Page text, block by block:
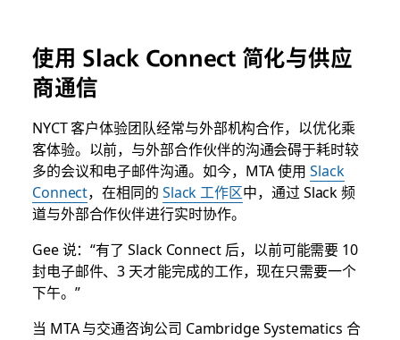
使用 Slack Connect 简化与供应
商通信
NYCT 客户体验团队经常与外部机构合作，以优化乘
客体验。以前，与外部合作伙伴的沟通会碍于耗时较
多的会议和电子邮件沟通。如今，MTA 使用Slack
Connect，在相同的 Slack 工作区中，通过 Slack 频
道与外部合作伙伴进行实时协作。
Gee 说：“有了 Slack Connect 后，以前可能需要 10
封电子邮件、3 天才能完成的工作，现在只需要一个
下午。”
当 MTA 与交通咨询公司 Cambridge Systematics 合